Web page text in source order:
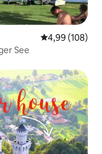
Gemiddelde
4,99 (108)
See